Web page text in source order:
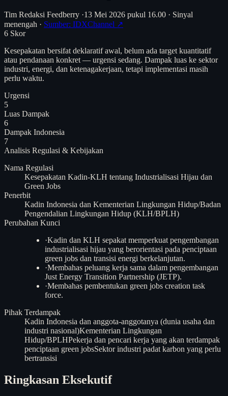
Tim Redaksi Feedberry ·13 Mei 2026 pukul 16.00 · Sinyal
menengah · Sumber: IDXChannel ↗
6 Skor
Kesepakatan bersifat deklaratif awal, belum ada target kuantitatif
atau pendanaan konkret — urgensi sedang. Dampak luas ke sektor
industri, energi, dan ketenagakerjaan, tetapi implementasi masih
perlu waktu.
Urgensi
5
Luas Dampak
6
Dampak Indonesia
7
Analisis Regulasi & Kebijakan
Nama Regulasi
Kesepakatan Kadin-KLH tentang Industrialisasi Hijau dan
Green Jobs
Penerbit
Kadin Indonesia dan Kementerian Lingkungan Hidup/Badan
Pengendalian Lingkungan Hidup (KLH/BPLH)
Perubahan Kunci
·Kadin dan KLH sepakat memperkuat pengembangan
industrialisasi hijau yang berorientasi pada penciptaan
green jobs dan transisi energi berkelanjutan.
·Membahas peluang kerja sama dalam pengembangan
Just Energy Transition Partnership (JETP).
·Membahas pembentukan green jobs creation task
force.
Pihak Terdampak
Kadin Indonesia dan anggota-anggotanya (dunia usaha dan
industri nasional)Kementerian Lingkungan
Hidup/BPLHPekerja dan pencari kerja yang akan terdampak
penciptaan green jobsSektor industri padat karbon yang perlu
bertransisi
Ringkasan Eksekutif